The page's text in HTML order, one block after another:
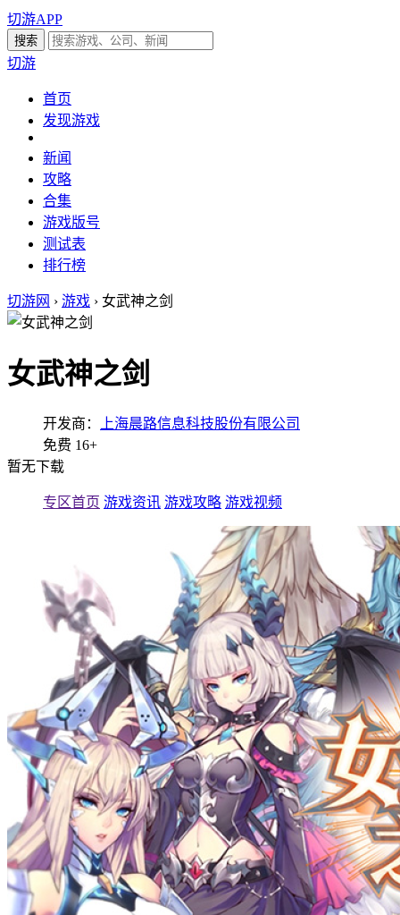
切游APP
切游
首页
发现游戏
新闻
攻略
合集
游戏版号
测试表
排行榜
切游网 › 游戏 › 女武神之剑
女武神之剑
开发商：
上海晨路信息科技股份有限公司
免费 16+
暂无下载
专区首页 游戏资讯 游戏攻略 游戏视频